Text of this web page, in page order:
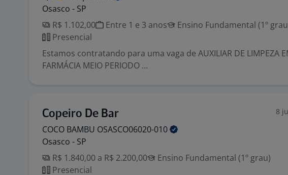
Osasco - SP
R$ 1.102,00
Entre 1 e 3 anos
Ensino Fundamental (1º
Presencial
Estamos contratando para uma vaga de AUXILIAR DE LIMPEZA
FARMÁCIA MEIO PERIODO ...
Copeiro De Bar 8
COCO BAMBU OSASCO06020-010
Osasco - SP
R$ 1.840,00 a R$ 2.200,00
Ensino Fundamental (1º grau)
Presencial